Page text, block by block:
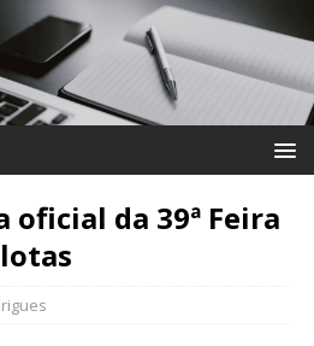
oficial da 39ª Feira